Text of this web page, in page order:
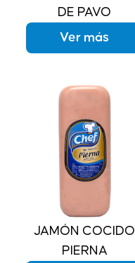
DE PAVO
Ver más
JAMÓN COCIDO
PIERNA